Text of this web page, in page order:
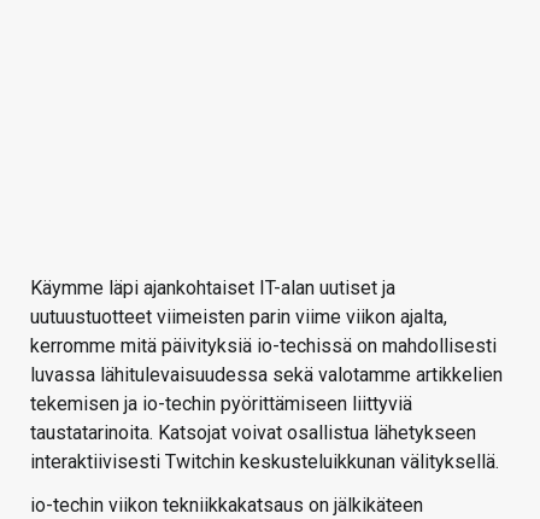
Käymme läpi ajankohtaiset IT-alan uutiset ja
uutuustuotteet viimeisten parin viime viikon ajalta,
kerromme mitä päivityksiä io-techissä on mahdollisesti
luvassa lähitulevaisuudessa sekä valotamme artikkelien
tekemisen ja io-techin pyörittämiseen liittyviä
taustatarinoita. Katsojat voivat osallistua lähetykseen
interaktiivisesti Twitchin keskusteluikkunan välityksellä.
io-techin viikon tekniikkakatsaus on jälkikäteen